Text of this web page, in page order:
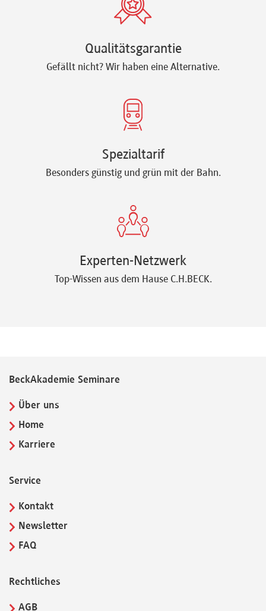
Qualitätsgarantie
Gefällt nicht? Wir haben eine Alternative.
Spezialtarif
Besonders günstig und grün mit der Bahn.
Experten-Netzwerk
Top-Wissen aus dem Hause C.H.BECK.
BeckAkademie Seminare
Über uns
Home
Karriere
Service
Kontakt
Newsletter
FAQ
Rechtliches
AGB